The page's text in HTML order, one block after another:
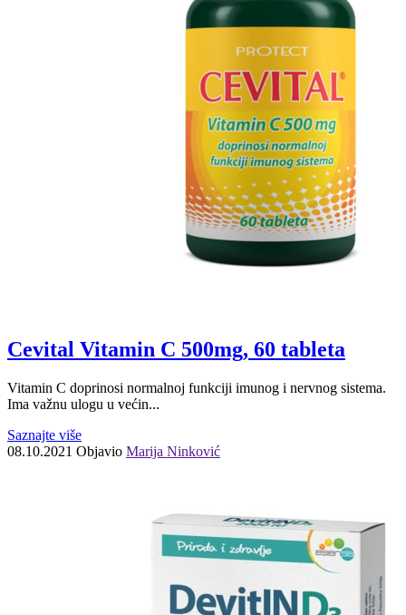
Cevital Vitamin C 500mg, 60 tableta
Vitamin C doprinosi normalnoj funkciji imunog i nervnog sistema.
Ima važnu ulogu u većin...
Saznajte više
08.10.2021 Objavio Marija Ninković